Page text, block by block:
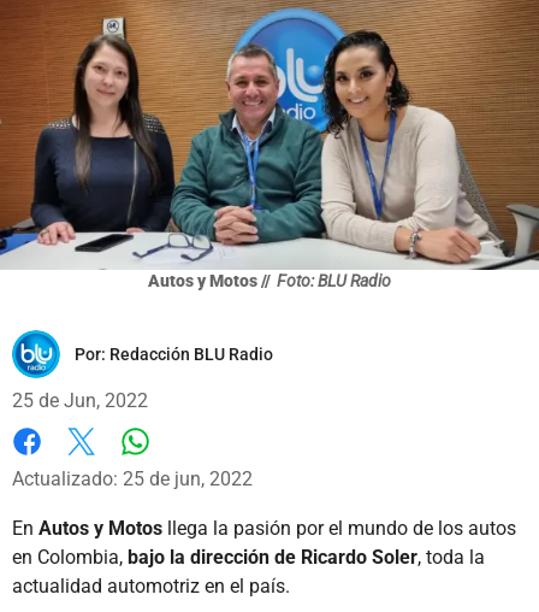
Autos y Motos // Foto: BLU Radio
Por: Redacción BLU Radio
25 de Jun, 2022
Facebook
X
Actualizado: 25 de jun, 2022
En Autos y Motos llega la pasión por el mundo de los autos
en Colombia, bajo la dirección de Ricardo Soler, toda la
actualidad automotriz en el país.